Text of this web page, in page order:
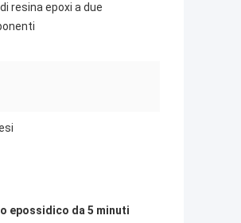
resina epoxi a due
epossidico da 5 minuti